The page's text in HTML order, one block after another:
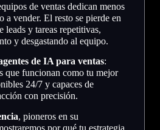
de ventas dedican menos
a vender. El resto se pierde en
y tareas repetitivas,
y desgastando al equipo.
de IA para ventas:
que funcionan como tu mejor
24/7 y capaces de
con precisión.
, pioneros en su
por qué tu estrategia